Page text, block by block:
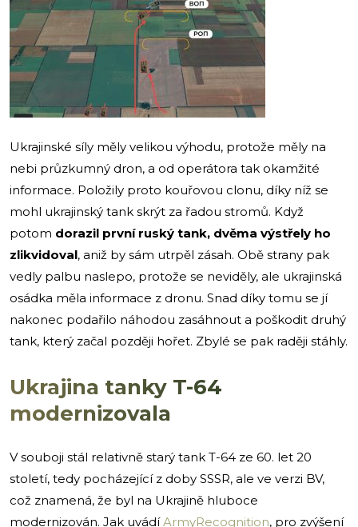
Ukrajinské síly měly velikou výhodu, protože měly na
nebi průzkumný dron, a od operátora tak okamžité
informace. Položily proto kouřovou clonu, díky níž se
mohl ukrajinský tank skrýt za řadou stromů. Když
potom dorazil první ruský tank, dvěma výstřely ho
zlikvidoval, aniž by sám utrpěl zásah. Obě strany pak
vedly palbu naslepo, protože se neviděly, ale ukrajinská
osádka měla informace z dronu. Snad díky tomu se jí
nakonec podařilo náhodou zasáhnout a poškodit druhý
tank, který začal později hořet. Zbylé se pak raději stáhly.
Ukrajina tanky T-64
modernizovala
V souboji stál relativně starý tank T-64 ze 60. let 20
století, tedy pocházející z doby SSSR, ale ve verzi BV,
což znamená, že byl na Ukrajině hluboce
modernizován. Jak uvádíArmyRecognition, pro zvýšení